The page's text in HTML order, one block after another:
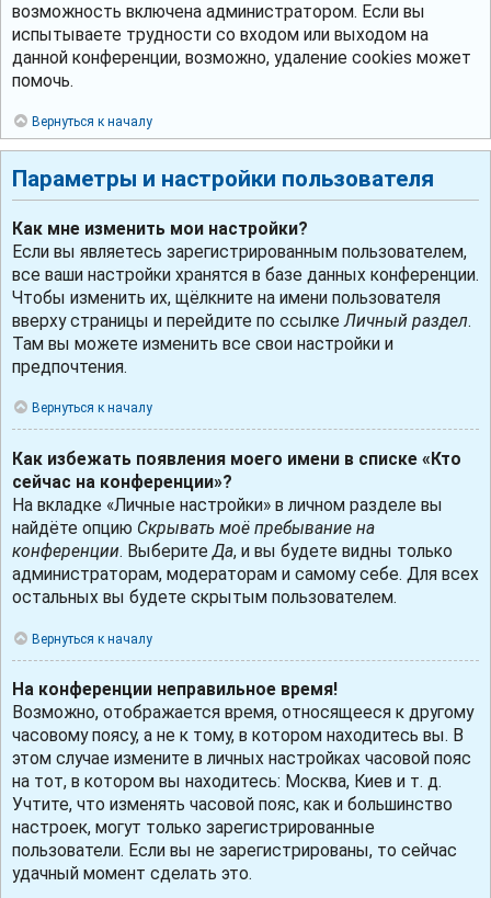
возможность включена администратором. Если вы
испытываете трудности со входом или выходом на
данной конференции, возможно, удаление cookies может
помочь.
Вернуться к началу
Параметры и настройки пользователя
Как мне изменить мои настройки?
Если вы являетесь зарегистрированным пользователем,
все ваши настройки хранятся в базе данных конференции.
Чтобы изменить их, щёлкните на имени пользователя
вверху страницы и перейдите по ссылкеЛичный раздел.
Там вы можете изменить все свои настройки и
предпочтения.
Вернуться к началу
Как избежать появления моего имени в списке «Кто
сейчас на конференции»?
На вкладке «Личные настройки» в личном разделе вы
найдёте опцию Скрывать моё пребывание на
конференции. ВыберитеДа, и вы будете видны только
администраторам, модераторам и самому себе. Для всех
остальных вы будете скрытым пользователем.
Вернуться к началу
На конференции неправильное время!
Возможно, отображается время, относящееся к другому
часовому поясу, а не к тому, в котором находитесь вы. В
этом случае измените в личных настройках часовой пояс
на тот, в котором вы находитесь: Москва, Киев и т. д.
Учтите, что изменять часовой пояс, как и большинство
настроек, могут только зарегистрированные
пользователи. Если вы не зарегистрированы, то сейчас
удачный момент сделать это.